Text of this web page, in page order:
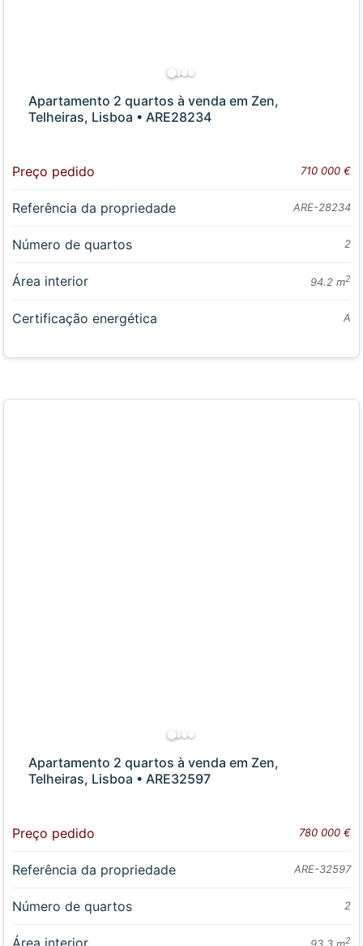
Apartamento 2 quartos à venda em Zen,
Telheiras, Lisboa • ARE28234
Preço pedido 710 000 €
Referência da propriedade ARE-28234
Número de quartos 2
Área interior 94.2 m2
Certificação energética A
Apartamento 2 quartos à venda em Zen,
Telheiras, Lisboa • ARE32597
Preço pedido 780 000 €
Referência da propriedade ARE-32597
Número de quartos 2
2